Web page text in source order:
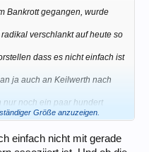
Bankrott gegangen, wurde
verschlankt auf heute so
dass es nicht einfach ist
ja auch an Keilwerth nach
nur noch ein paar hundert
Größe anzuzeigen.
einfach nicht mit gerade